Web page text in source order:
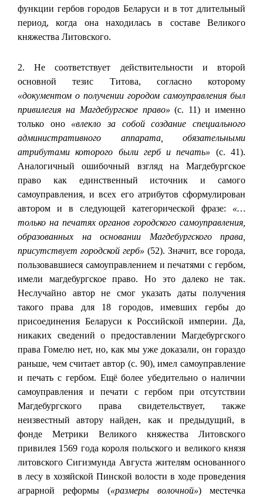
функции гербов городов Беларуси и в тот длительный
период, когда она находилась в составе Великого
княжества Литовского.
2. Не соответствует действительности и второй
основной тезис Титова, согласно которому
«документом о получении городом самоуправления был
привилегия на Магдебургское право» (с. 11) и именно
только оно «влекло за собой создание специального
административного аппарата, обязательными
атрибутами которого были герб и печать» (с. 41).
Аналогичный ошибочный взгляд на Магдебургское
право как единственный источник и самого
самоуправления, и всех его атрибутов сформулирован
автором и в следующей категорической фразе: «…
только на печатях органов городского самоуправления,
образованных на основании Магдебургского права,
присутствует городской герб» (52). Значит, все города,
пользовавшиеся самоуправлением и печатями с гербом,
имели магдебургское право. Но это далеко не так.
Неслучайно автор не смог указать даты получения
такого права для 18 городов, имевших гербы до
присоединения Беларуси к Российской империи. Да,
никаких сведений о предоставлении Магдебургского
права Гомелю нет, но, как мы уже доказали, он гораздо
раньше, чем считает автор (с. 90), имел самоуправление
и печать с гербом. Ещё более убедительно о наличии
самоуправления и печати с гербом при отсутствии
Магдебургского права свидетельствует, также
неизвестный автору найден, как и предыдущий, в
фонде Метрики Великого княжества Литовского
привилея 1569 года короля польского и великого князя
литовского Сигизмунда Августа жителям основанного
в лесу в хозяйской Пинской волости в ходе проведения
аграрной реформы («размеры волочной») местечка